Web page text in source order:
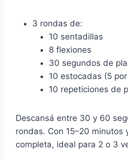
3 rondas de:
10 sentadillas
8 flexiones
30 segundos de
10 estocadas (5
10 repeticiones de
Descansá entre 30 y 60
rondas. Con 15–20 minutos
completa, ideal para 2 o 3